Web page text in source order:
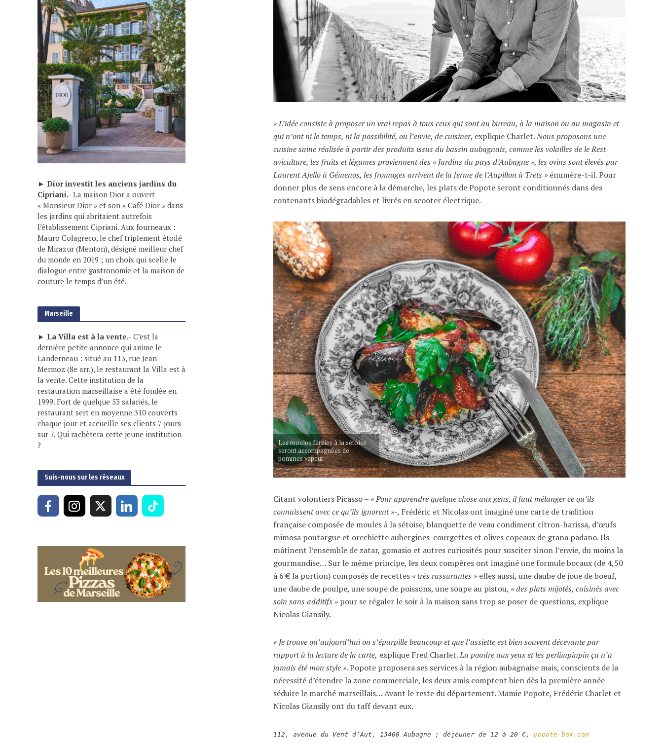
► Dior investit les anciens jardins du
Cipriani.- La maison Dior a ouvert
« Monsieur Dior » et son « Café Dior » dans
les jardins qui abritaient autrefois
l’établissement Cipriani. Aux fourneaux :
Mauro Colagreco, le chef triplement étoilé
de Mirazur (Menton), désigné meilleur chef
du monde en 2019 ; un choix qui scelle le
dialogue entre gastronomie et la maison de
couture le temps d’un été.
Marseille
► La Villa est à la vente.- C’est la
dernière petite annonce qui anime le
Landerneau : situé au 113, rue Jean-
Mermoz (8e arr.), le restaurant la Villa est à
la vente. Cette institution de la
restauration marseillaise a été fondée en
1999. Fort de quelque 53 salariés, le
restaurant sert en moyenne 310 couverts
chaque jour et accueille ses clients 7 jours
sur 7. Qui rachètera cette jeune institution
?
Suis-nous sur les réseaux
« L’idée consiste à proposer un vrai repas à tous ceux qui sont au bureau, à la maison ou au magasin et
qui n’ont ni le temps, ni la possibilité, ou l’envie, de cuisiner, explique Charlet.Nous proposons une
cuisine saine réalisée à partir des produits issus du bassin aubagnais, comme les volailles de le Rest
aviculture, les fruits et légumes proviennent des « Jardins du pays d’Aubagne », les ovins sont élevés par
Laurent Ajello à Gémenos, les fromages arrivent de la ferme de l’Aupillon à Trets » énumère-t-il. Pour
donner plus de sens encore à la démarche, les plats de Popote seront conditionnés dans des
contenants biodégradables et livrés en scooter électrique.
Les moules farcies à la sétoise
seront accompagnées de
pommes vapeur
Citant volontiers Picasso – « Pour apprendre quelque chose aux gens, il faut mélanger ce qu’ils
connaissent avec ce qu’ils ignorent »-, Frédéric et Nicolas ont imaginé une carte de tradition
française composée de moules à la sétoise, blanquette de veau condiment citron-harissa, d’œufs
mimosa poutargue et orechiette aubergines-courgettes et olives copeaux de grana padano. Ils
mâtinent l’ensemble de zatar, gomasio et autres curiosités pour susciter sinon l’envie, du moins la
gourmandise… Sur le même principe, les deux compères ont imaginé une formule bocaux (de 4,50
à 6 € la portion) composés de recettes « très rassurantes » elles aussi, une daube de joue de boeuf,
une daube de poulpe, une soupe de poissons, une soupe au pistou, « des plats mijotés, cuisinés avec
soin sans additifs » pour se régaler le soir à la maison sans trop se poser de questions, explique
Nicolas Giansily.
« Je trouve qu’aujourd’hui on s’éparpille beaucoup et que l’assiette est bien souvent décevante par
rapport à la lecture de la carte, explique Fred Charlet.La poudre aux yeux et les perlimpinpin ça n’a
jamais été mon style ». Popote proposera ses services à la région aubagnaise mais, conscients de la
nécessité d’étendre la zone commerciale, les deux amis comptent bien dès la première année
séduire le marché marseillais… Avant le reste du département. Mamie Popote, Frédéric Charlet et
Nicolas Giansily ont du taff devant eux.
112, avenue du Vent d’Aut, 13400 Aubagne ; déjeuner de 12 à 20 €, popote-box.com